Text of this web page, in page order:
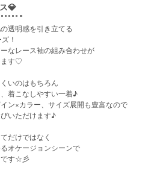
💎
透明感を引き立てる
！
なレース袖の組み合わせが
ます♡
いのはもちろん
着こなしやすい一着♪
ン×カラー、サイズ展開も豊富なので
いただけます♪
だけではなく
オケージョンシーンで
です☆彡